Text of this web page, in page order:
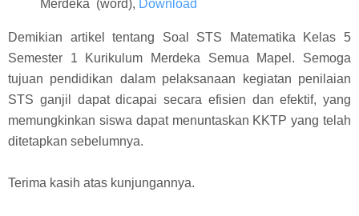
Merdeka (word), Download
Demikian artikel tentang Soal STS Matematika Kelas 5
Semester 1 Kurikulum Merdeka Semua Mapel. Semoga
tujuan pendidikan dalam pelaksanaan kegiatan penilaian
STS ganjil dapat dicapai secara efisien dan efektif, yang
memungkinkan siswa dapat menuntaskan KKTP yang telah
ditetapkan sebelumnya.
Terima kasih atas kunjungannya.